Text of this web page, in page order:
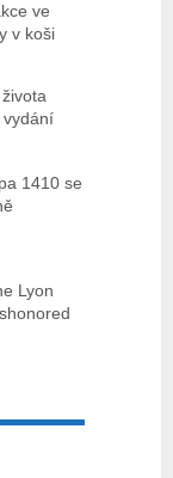
ve
v koši
vydání
1410 se
Lyon